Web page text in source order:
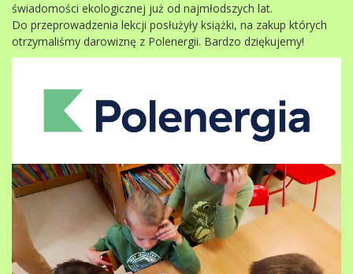
świadomości ekologicznej już od najmłodszych lat.
Do przeprowadzenia lekcji posłużyły książki, na zakup których
otrzymaliśmy darowiznę z Polenergii. Bardzo dziękujemy!